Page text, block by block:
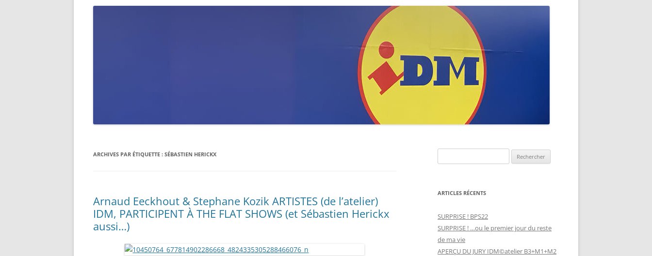
ARCHIVES PAR ÉTIQUETTE : SÉBASTIEN HERICKX
Arnaud Eeckhout & Stephane Kozik ARTISTES (de l’atelier)
IDM, PARTICIPENT À THE FLAT SHOWS (et Sébastien Herickx
aussi…)
ARTICLES RÉCENTS
SURPRISE ! BPS22
SURPRISE ! …ou le premier jour du reste
de ma vie
APERÇU DU JURY IDM©atelier B3+M1+M2